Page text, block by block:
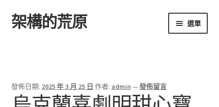
跳
至
跳
至
架構的荒原 選單
發佈日期: 2025 年 3 月 25 日 作者: admin —發佈留言